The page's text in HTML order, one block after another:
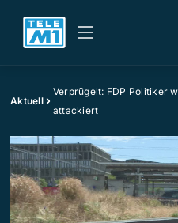
Aktuell
Verprügelt: FDP Politiker
attackiert